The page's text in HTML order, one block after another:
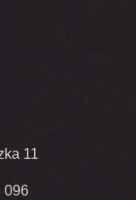
11
096